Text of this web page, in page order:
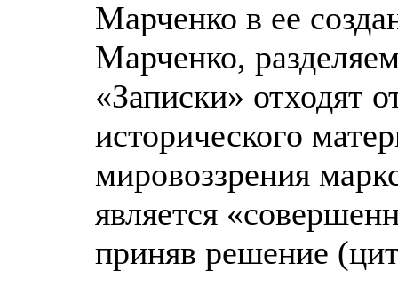
Марченко в ее
Марченко,
«Записки» отходят
исторического
мировоззрения
является
приняв решение